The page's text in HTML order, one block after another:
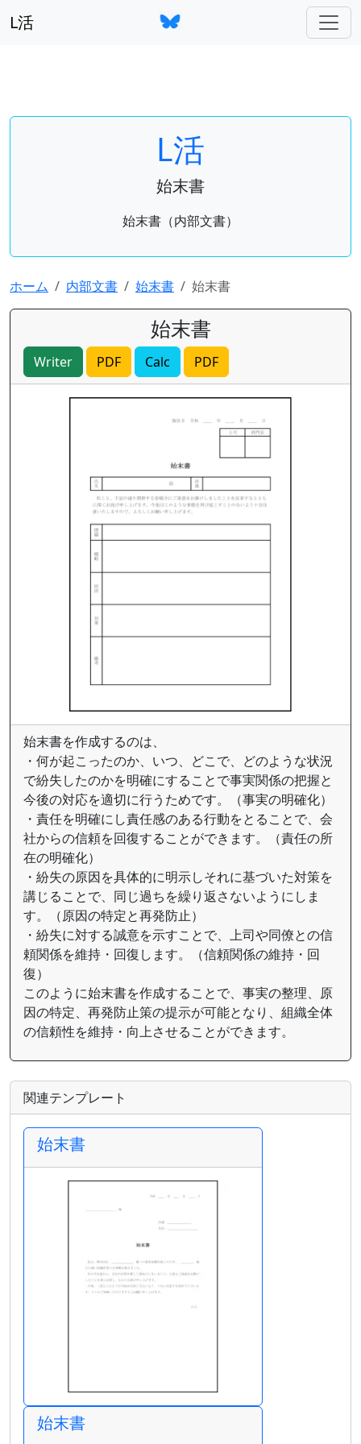
L活
L活
始末書
始末書（内部文書）
ホーム 内部文書 始末書 始末書
始末書
Writer PDF Calc PDF
始末書を作成するのは、
・何が起こったのか、いつ、どこで、どのような状況
で紛失したのかを明確にすることで事実関係の把握と
今後の対応を適切に行うためです。（事実の明確化）
・責任を明確にし責任感のある行動をとることで、会
社からの信頼を回復することができます。（責任の所
在の明確化）
・紛失の原因を具体的に明示しそれに基づいた対策を
講じることで、同じ過ちを繰り返さないようにしま
す。（原因の特定と再発防止）
・紛失に対する誠意を示すことで、上司や同僚との信
頼関係を維持・回復します。（信頼関係の維持・回
復）
このように始末書を作成することで、事実の整理、原
因の特定、再発防止策の提示が可能となり、組織全体
の信頼性を維持・向上させることができます。
関連テンプレート
始末書
始末書